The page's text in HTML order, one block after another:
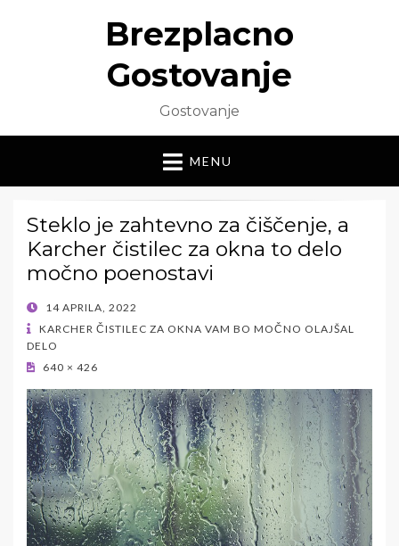
Brezplacno
Gostovanje
Gostovanje
MENU
Steklo je zahtevno za čiščenje, a
Karcher čistilec za okna to delo
močno poenostavi
POSTED
ON
14 APRILA, 2022
KARCHER ČISTILEC ZA OKNA VAM BO MOČNO OLAJŠAL
DELO
640 × 426